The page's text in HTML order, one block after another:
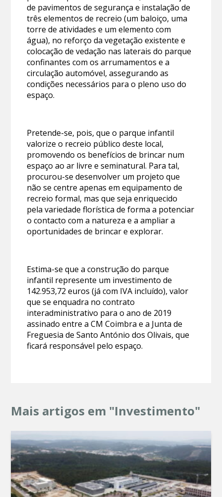
de pavimentos de segurança e instalação de
três elementos de recreio (um baloiço, uma
torre de atividades e um elemento com
água), no reforço da vegetação existente e
colocação de vedação nas laterais do parque
confinantes com os arrumamentos e a
circulação automóvel, assegurando as
condições necessários para o pleno uso do
espaço.
Pretende-se, pois, que o parque infantil
valorize o recreio público deste local,
promovendo os benefícios de brincar num
espaço ao ar livre e seminatural. Para tal,
procurou-se desenvolver um projeto que
não se centre apenas em equipamento de
recreio formal, mas que seja enriquecido
pela variedade florística de forma a potenciar
o contacto com a natureza e a ampliar a
oportunidades de brincar e explorar.
Estima-se que a construção do parque
infantil represente um investimento de
142.953,72 euros (já com IVA incluído), valor
que se enquadra no contrato
interadministrativo para o ano de 2019
assinado entre a CM Coimbra e a Junta de
Freguesia de Santo António dos Olivais, que
ficará responsável pelo espaço.
Mais artigos em "Investimento"